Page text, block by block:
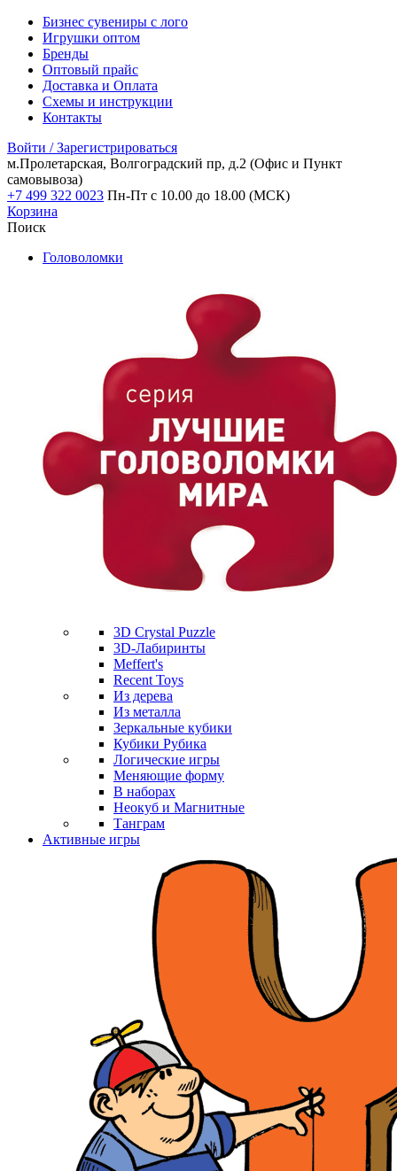
Бизнес сувениры с лого
Игрушки оптом
Бренды
Оптовый прайс
Доставка и Оплата
Схемы и инструкции
Контакты
Войти / Зарегистрироваться
м.Пролетарская, Волгоградский пр, д.2 (Офис и Пункт
самовывоза)
+7 499 322 0023 Пн-Пт с 10.00 до 18.00 (МСК)
Корзина
Поиск
Головоломки
3D Crystal Puzzle
3D-Лабиринты
Meffert's
Recent Toys
Из дерева
Из металла
Зеркальные кубики
Кубики Рубика
Логические игры
Меняющие форму
В наборах
Неокуб и Магнитные
Танграм
Активные игры